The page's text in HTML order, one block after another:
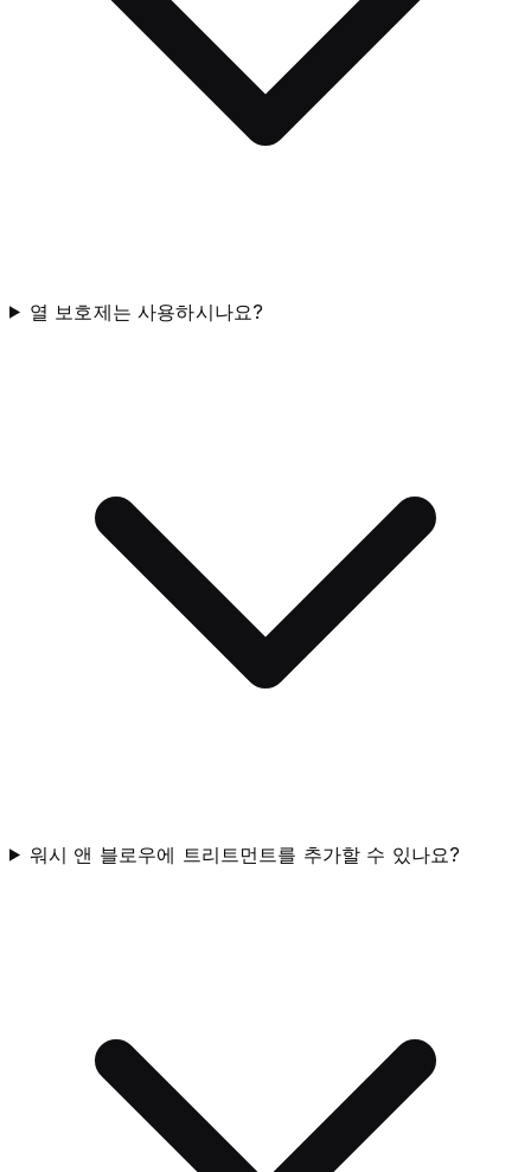
열 보호제는 사용하시나요?
워시 앤 블로우에 트리트먼트를 추가할 수 있나요?